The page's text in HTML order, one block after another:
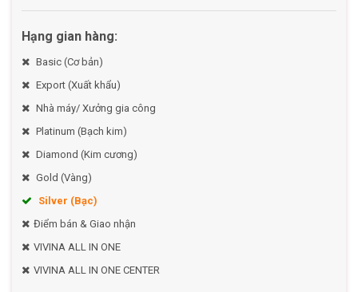
Hạng gian hàng:
Basic (Cơ bản)
Export (Xuất khẩu)
Nhà máy/ Xưởng gia công
Platinum (Bạch kim)
Diamond (Kim cương)
Gold (Vàng)
Silver (Bạc)
Điểm bán & Giao nhận
VIVINA ALL IN ONE
VIVINA ALL IN ONE CENTER